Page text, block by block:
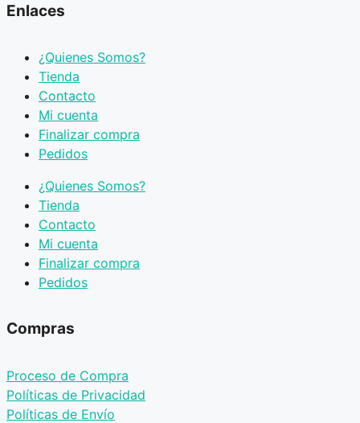
Enlaces
¿Quienes Somos?
Tienda
Contacto
Mi cuenta
Finalizar compra
Pedidos
¿Quienes Somos?
Tienda
Contacto
Mi cuenta
Finalizar compra
Pedidos
Compras
Proceso de Compra
Políticas de Privacidad
Políticas de Envío